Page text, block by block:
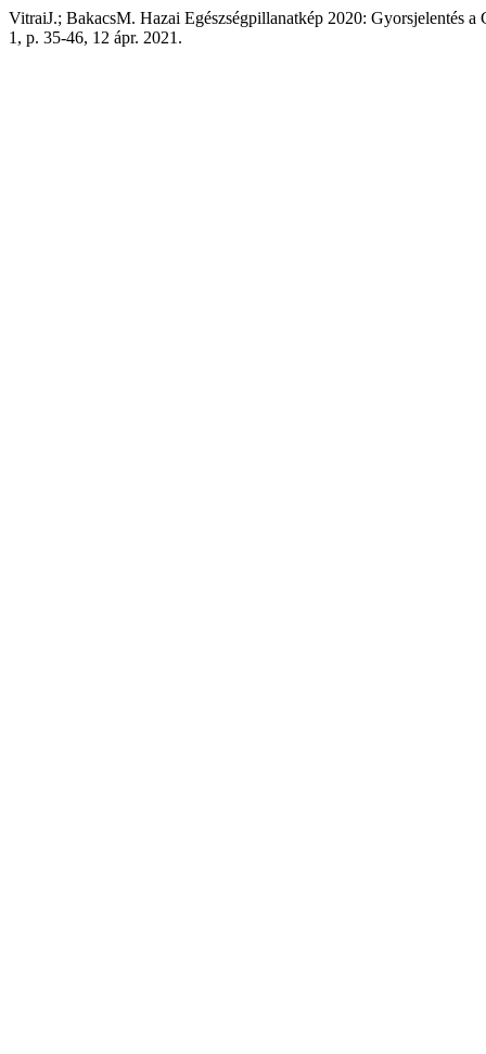
VitraiJ.; BakacsM. Hazai Egészségpillanatkép 2020: Gyorsjelentés
1, p. 35-46, 12 ápr. 2021.